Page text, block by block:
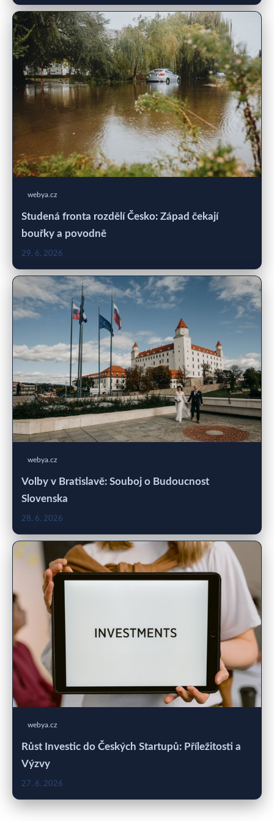
webya.cz
Studená fronta rozdělí Česko: Západ čekají
bouřky a povodně
29. 6. 2026
webya.cz
Volby v Bratislavě: Souboj o Budoucnost
Slovenska
28. 6. 2026
webya.cz
Růst Investic do Českých Startupů: Příležitosti a
Výzvy
27. 6. 2026